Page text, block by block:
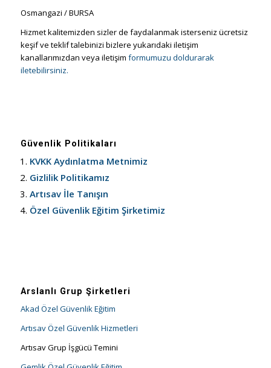
Osmangazi / BURSA
Hizmet kalitemizden sizler de faydalanmak isterseniz ücretsiz
keşif ve teklif talebinizi bizlere yukarıdaki iletişim
kanallarımızdan veya iletişim formumuzu doldurarak
iletebilirsiniz.
Güvenlik Politikaları
KVKK Aydınlatma Metnimiz
Gizlilik Politikamız
Artısav İle Tanışın
Özel Güvenlik Eğitim Şirketimiz
Arslanlı Grup Şirketleri
Akad Özel Güvenlik Eğitim
Artısav Özel Güvenlik Hizmetleri
Artısav Grup İşgücü Temini